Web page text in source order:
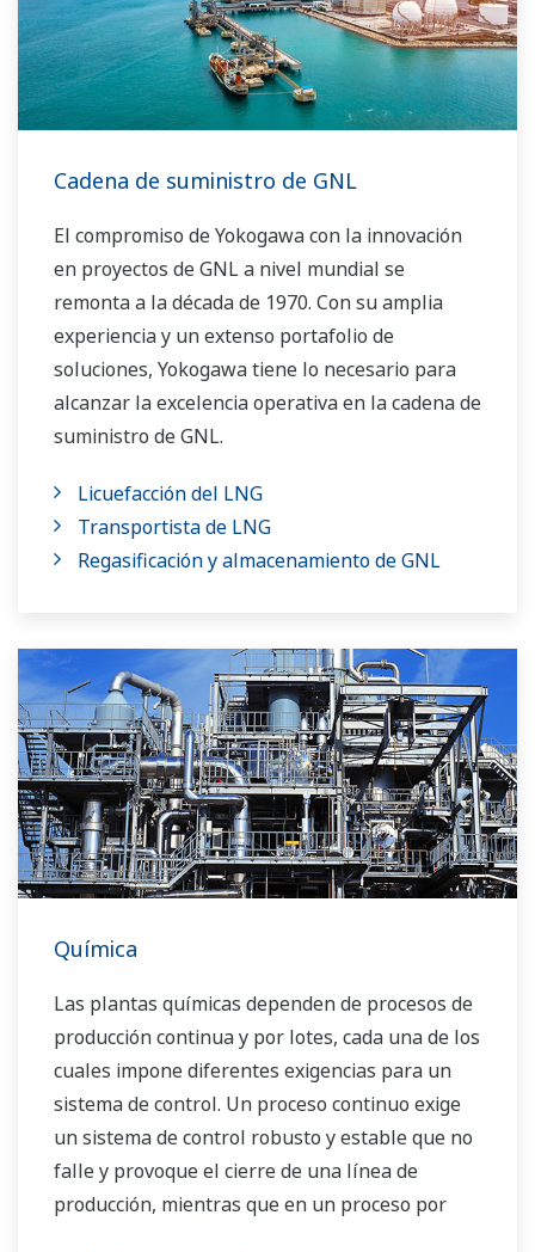
VigilantPlant de Yokogawa han ayudado a los
propietarios de plantas a alcanzar una máxima
rentabilidad y seguridad sostenible dentro de
sus plantas.
Cadena de suministro de GNL
El compromiso de Yokogawa con la innovación
en proyectos de GNL a nivel mundial se
remonta a la década de 1970. Con su amplia
experiencia y un extenso portafolio de
soluciones, Yokogawa tiene lo necesario para
alcanzar la excelencia operativa en la cadena de
suministro de GNL.
Licuefacción del LNG
Transportista de LNG
Regasificación y almacenamiento de GNL
Química
Las plantas químicas dependen de procesos de
producción continua y por lotes, cada una de los
cuales impone diferentes exigencias para un
sistema de control. Un proceso continuo exige
un sistema de control robusto y estable que no
falle y provoque el cierre de una línea de
producción, mientras que en un proceso por